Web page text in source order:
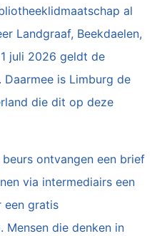
al
Landgraaf, Beekdaelen,
juli 2026 geldt de
is Limburg de
die dit op deze
ontvangen een brief
via intermediairs een
een gratis
Mensen die denken in